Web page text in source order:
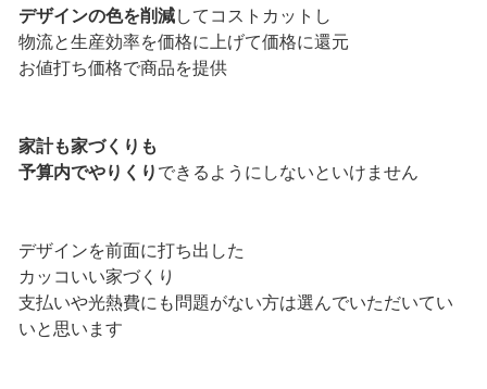
デザインの色を削減してコストカットし
物流と生産効率を価格に上げて価格に還元
お値打ち価格で商品を提供
家計も家づくりも
予算内でやりくり できるようにしないといけません
デザインを前面に打ち出した
カッコいい家づくり
支払いや光熱費にも問題がない方は選んでいただいてい
いと思います